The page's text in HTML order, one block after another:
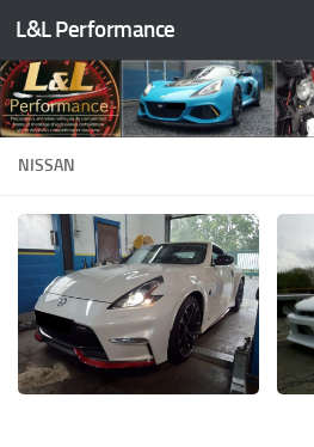
Skip to content
L&L Performance
NISSAN